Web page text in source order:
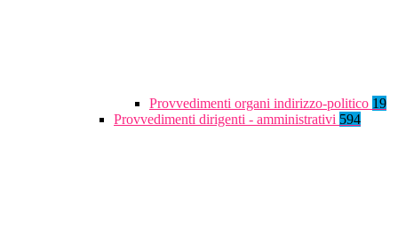
Provvedimenti organi indirizzo-politico 19
Provvedimenti dirigenti - amministrativi 594